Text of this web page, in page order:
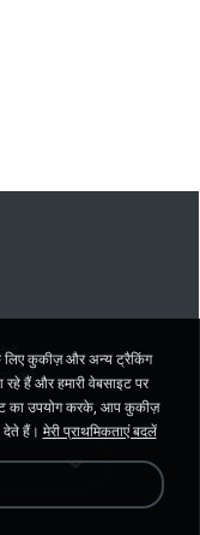
न करें
कुकीज़ और अन्य ट्रैकिंग
हैं और हमारी वेबसाइट पर
का उपयोग करके, आप कुकीज़
देते हैं। मेरी प्राथमिकताएं बदलें